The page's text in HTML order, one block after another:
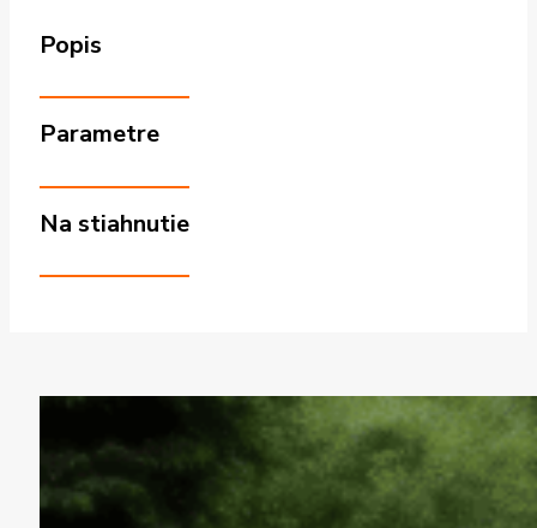
Popis
Parametre
Na stiahnutie